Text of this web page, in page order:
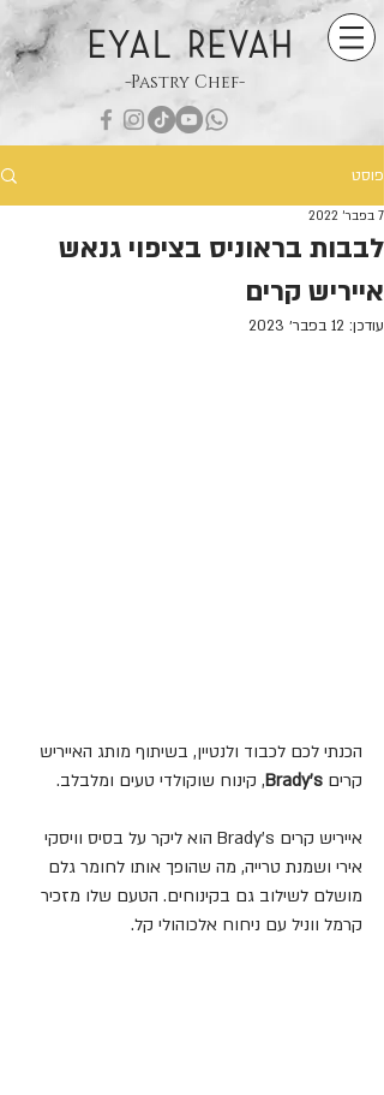
EYAL REVAH
-Pastry Chef-
פוסט
לבבות בראוניס בציפוי גנאש
אייריש קרים
7 בפבר׳ 2022
עודכן: 12 בפבר׳ 2023
הכנתי לכם לכבוד ולנטיין, בשיתוף מותג האייריש
קרים Brady’s, קינוח שוקולדי טעים ומלבלב.
אייריש קרים Brady’s הוא ליקר על בסיס וויסקי
אירי ושמנת טרייה, מה שהופך אותו לחומר גלם
מושלם לשילוב גם בקינוחים. הטעם שלו מזכיר
קרמל ווניל עם ניחוח אלכוהולי קל.